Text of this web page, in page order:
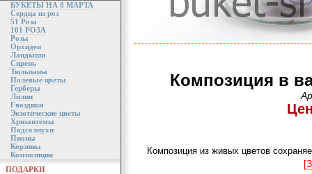
БУКЕТЫ НА 8 МАРТА
Сердца из роз
51 Роза
101 РОЗА
Розы
Орхидеи
Ландыши
Сирень
Тюльпаны
Полевые цветы
Герберы
Лилии
Гвоздики
Экзотические цветы
Хризантемы
Подсолнухи
Пионы
Корзины
Композиции
ПОДАРКИ
Композиция в
Композиция из живых цветов